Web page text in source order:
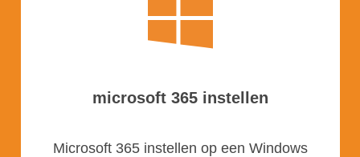
microsoft 365 instellen
Microsoft 365 instellen op een Windows